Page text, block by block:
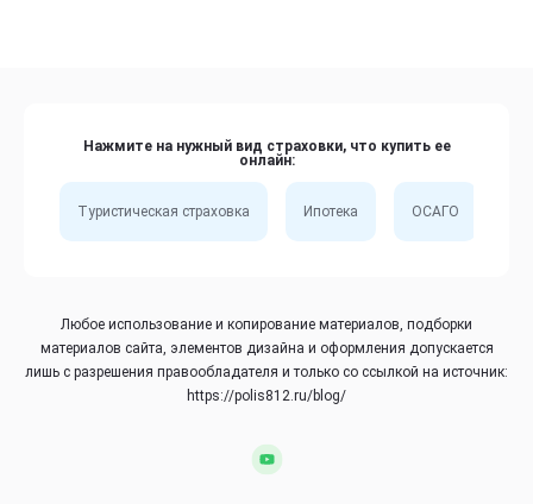
Нажмите на нужный вид страховки, что купить ее
онлайн:
Туристическая страховка Ипотека ОСАГО
Любое использование и копирование материалов, подборки
материалов сайта, элементов дизайна и оформления допускается
лишь с разрешения правообладателя и только со ссылкой на источник:
https://polis812.ru/blog/